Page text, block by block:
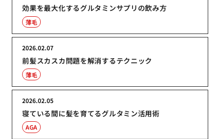
効果を最大化するグルタミンサプリの飲み方
薄毛
前髪スカスカ問題を解消するテクニック
2026.02.07
薄毛
寝ている間に髪を育てるグルタミン活用術
2026.02.05
AGA